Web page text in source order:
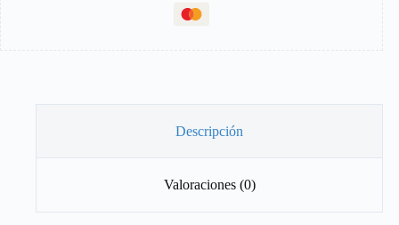
Descripción
Valoraciones (0)